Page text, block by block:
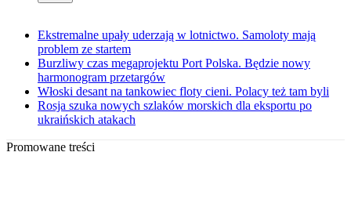
Ekstremalne upały uderzają w lotnictwo. Samoloty mają
problem ze startem
Burzliwy czas megaprojektu Port Polska. Będzie nowy
harmonogram przetargów
Włoski desant na tankowiec floty cieni. Polacy też tam byli
Rosja szuka nowych szlaków morskich dla eksportu po
ukraińskich atakach
Promowane treści